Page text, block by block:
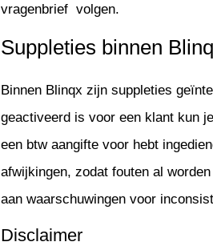
vragenbrief volgen.
Suppleties binnen
Binnen Blinqx zijn suppleties
geactiveerd is voor een klant kun
een btw aangifte voor hebt
afwijkingen, zodat fouten al
aan waarschuwingen voor
Disclaimer